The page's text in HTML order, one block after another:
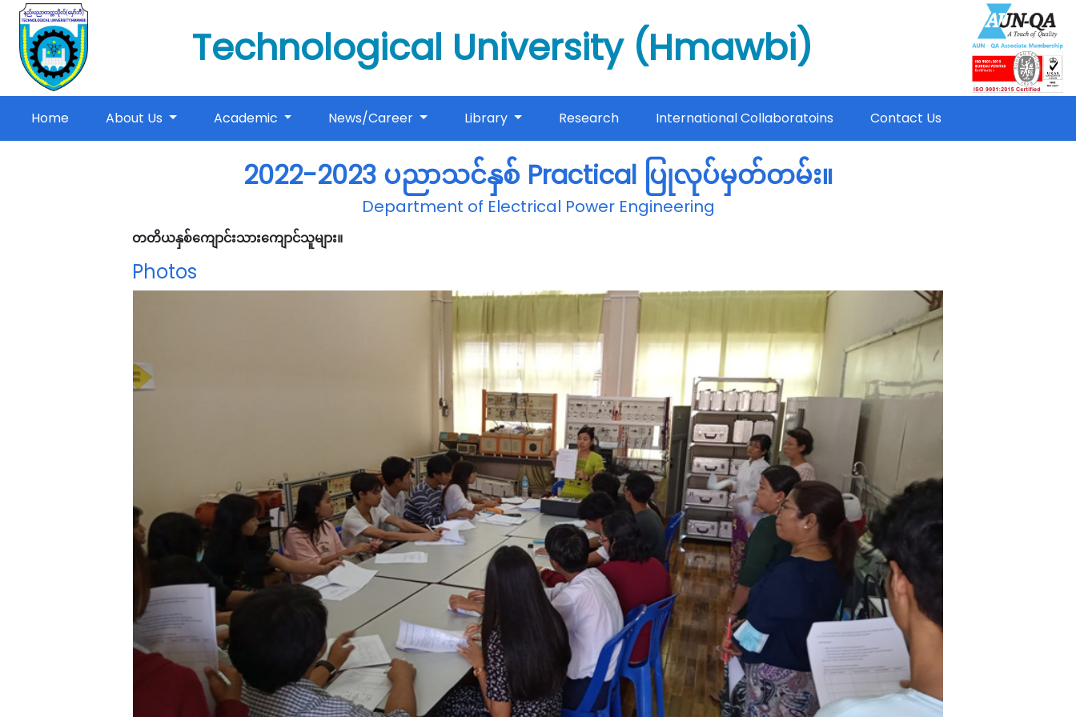
Technological University (Hmawbi)
Home(current)About Us Academic News/Career Library Research International Collaboratoins Contact Us
2022-2023 ပညာသင်နှစ် Practical ပြုလုပ်မှတ်တမ်း။
Department of Electrical Power Engineering
တတိယနှစ်ကျောင်းသားကျောင်သူများ။
Photos